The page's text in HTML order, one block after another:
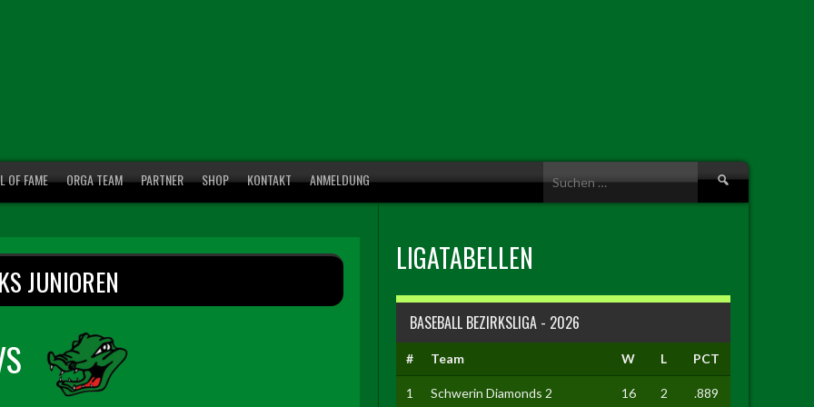
OF FAME ORGA TEAM PARTNER SHOP KONTAKT ANMELDUNG
Suche
JUNIOREN
LIGATABELLEN
BASEBALL BEZIRKSLIGA - 2026
# Team W L PCT
1 Schwerin Diamonds 2 16 2 .889